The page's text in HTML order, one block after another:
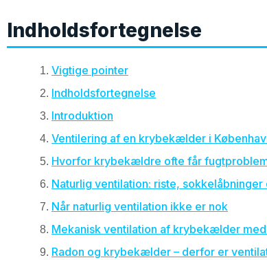
Indholdsfortegnelse
Vigtige pointer
Indholdsfortegnelse
Introduktion
Ventilering af en krybekælder i
Hvorfor krybekældre ofte får
Naturlig ventilation: riste,
Når naturlig ventilation ikke er nok
Mekanisk ventilation af krybekælder
Radon og krybekælder – derfor er